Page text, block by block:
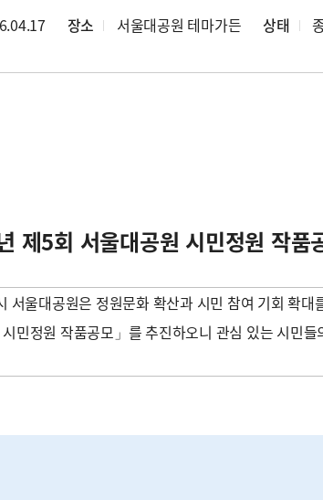
장소 서울대공원 테마가든 상태
제5회 서울대공원 시민정원 작품
서울대공원은 정원문화 확산과 시민 참여 기회 확대
민정원 작품공모」를 추진하오니 관심 있는 시민